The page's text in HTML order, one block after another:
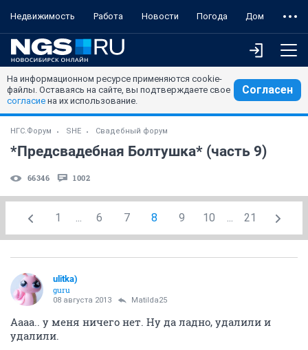
Недвижимость Работа Новости Погода Дом
На информационном ресурсе применяются cookie-
файлы. Оставаясь на сайте, вы подтверждаете свое
согласие на их использование.
Согласен
НГС.Форум SHE Свадебный форум
*Предсвадебная Болтушка* (часть 9)
66346 1002
1 ... 6 7 8 9 10 ... 21
ulitka)
guru
08 августа 2013 Matilda25
Аааа.. у меня ничего нет. Ну да ладно, удалили и
удалили.